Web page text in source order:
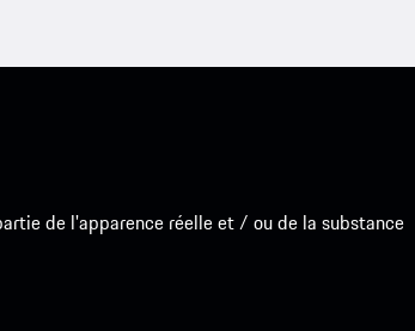
de l'apparence réelle et / ou de la substance